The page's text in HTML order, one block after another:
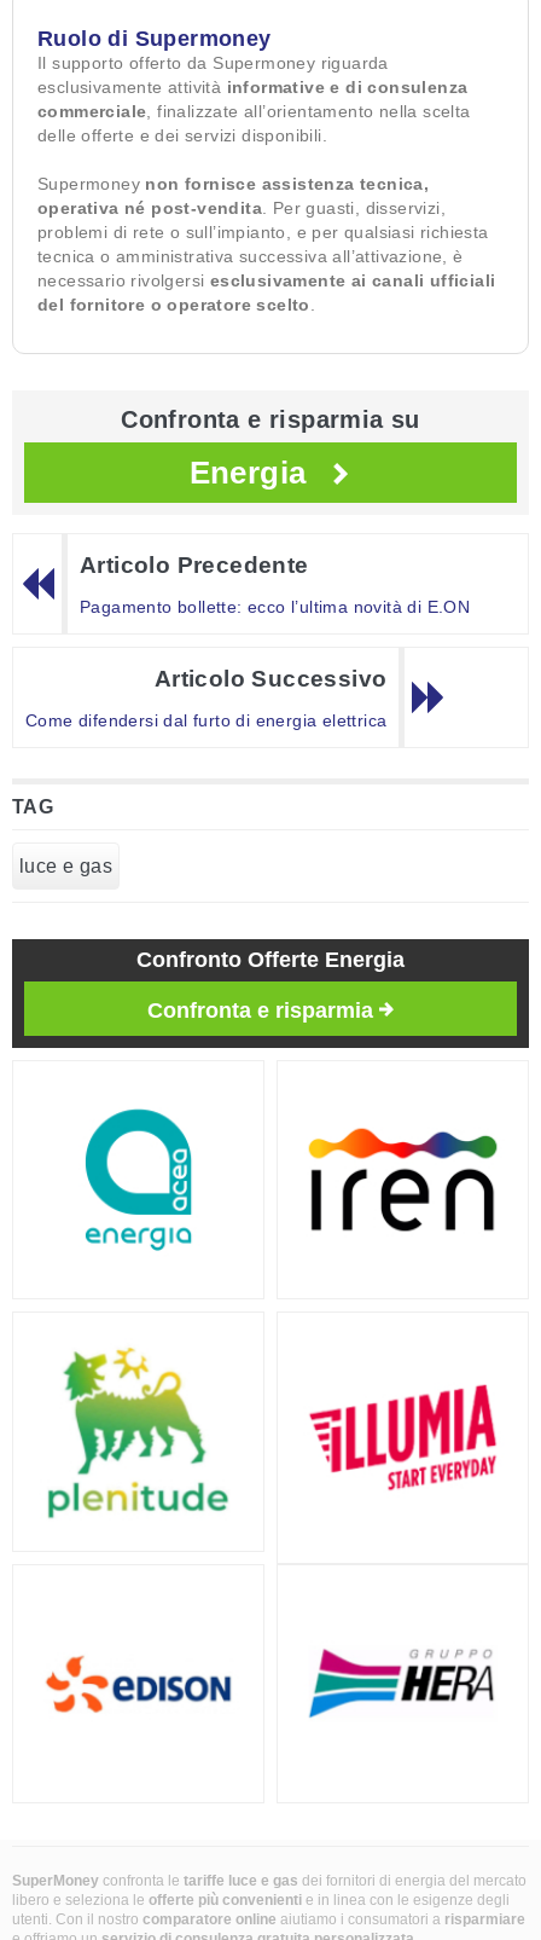
Ruolo di Supermoney
Il supporto offerto da Supermoney riguarda
esclusivamente attività informative e di consulenza
commerciale , finalizzate all’orientamento nella scelta
delle offerte e dei servizi disponibili.
Supermoney non fornisce assistenza tecnica,
operativa né post-vendita . Per guasti, disservizi,
problemi di rete o sull’impianto, e per qualsiasi richiesta
tecnica o amministrativa successiva all’attivazione, è
necessario rivolgersi esclusivamente ai canali ufficiali
del fornitore o operatore scelto
Confronta e risparmia su
Energia
Articolo Precedente
Pagamento bollette: ecco l’ultima novità di E.ON
Articolo Successivo
Come difendersi dal furto di energia elettrica
TAG
luce e gas
Confronto Offerte Energia
Confronta e risparmia
SuperMoney confronta le tariffe luce e gas dei fornitori di energia del mercato
libero e seleziona le offerte più convenienti e in linea con le esigenze degli
utenti. Con il nostro comparatore online aiutiamo i consumatori a risparmiare